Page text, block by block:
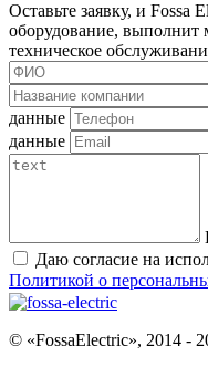
Оставьте заявку, и Fossa
оборудование, выполнит
техническое
данные
данные
Даю согласие на
Политикой о
© «FossaElectric», 2014 -